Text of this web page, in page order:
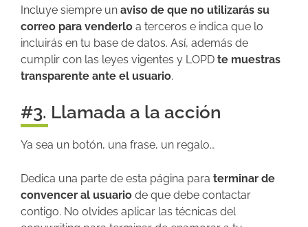
Incluye siempre un aviso de que no utilizarás su
correo para venderlo a terceros e indica que lo
incluirás en tu base de datos. Así, además de
cumplir con las leyes vigentes y LOPD te muestras
transparente ante el usuario.
#3. Llamada a la acción
Ya sea un botón, una frase, un regalo…
Dedica una parte de esta página para terminar de
convencer al usuario de que debe contactar
contigo. No olvides aplicar las técnicas del